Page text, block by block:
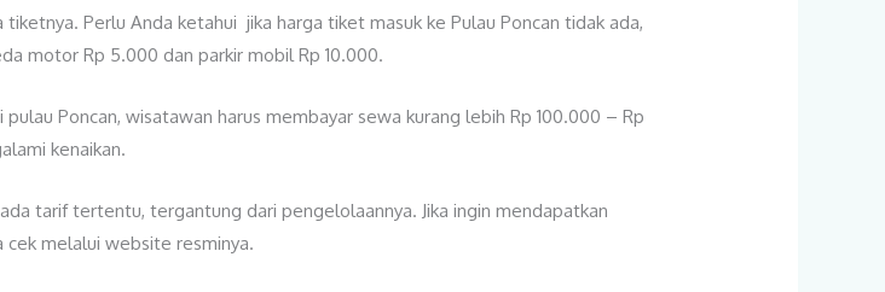
Perlu Anda ketahui jika harga tiket masuk ke Pulau Poncan tidak ada,
motor Rp 5.000 dan parkir mobil Rp 10.000.
Poncan, wisatawan harus membayar sewa kurang lebih Rp 100.000 – Rp
kenaikan.
tarif tertentu, tergantung dari pengelolaannya. Jika ingin mendapatkan
cek melalui website resminya.